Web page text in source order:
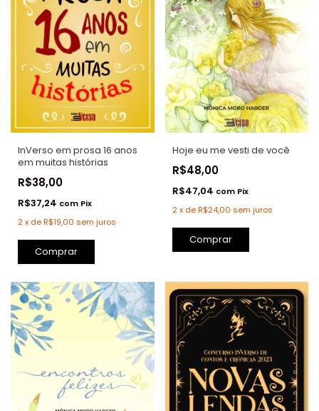
InVerso em prosa 16 anos
em muitas histórias
R$38,00
R$37,24 com Pix
2x deR$19,00 sem juros
Comprar
Hoje eu me vesti de você
R$48,00
R$47,04 com Pix
2 x deR$24,00 sem juros